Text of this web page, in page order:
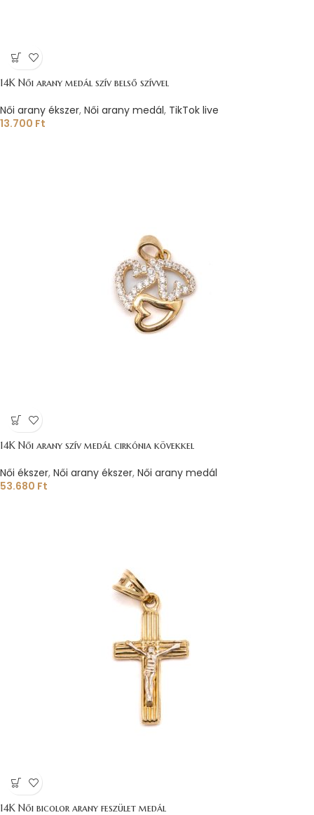
14K Női arany medál szív belső szívvel
Női arany ékszer, Női arany medál, TikTok live
13.700 Ft
14K Női arany szív medál cirkónia kövekkel
Női ékszer, Női arany ékszer, Női arany medál
53.680 Ft
14K Női bicolor arany feszület medál